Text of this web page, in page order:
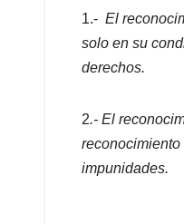
1.- El
solo en su
derechos.
2.- El
impunidades.